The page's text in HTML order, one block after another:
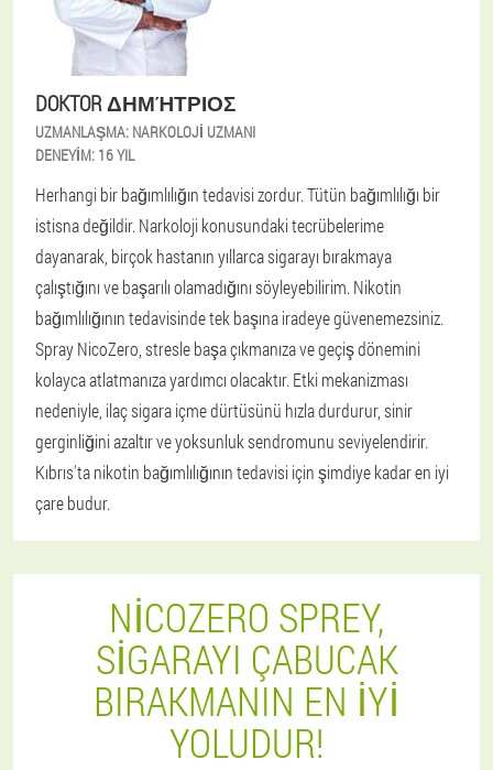
DOKTOR ΔΗΜΉΤΡΙΟΣ
UZMANLAŞMA: NARKOLOJI UZMANI
DENEYIM: 16 YIL
Herhangi bir bağımlılığın tedavisi zordur. Tütün bağımlılığı bir
istisna değildir. Narkoloji konusundaki tecrübelerime
dayanarak, birçok hastanın yıllarca sigarayı bırakmaya
çalıştığını ve başarılı olamadığını söyleyebilirim. Nikotin
bağımlılığının tedavisinde tek başına iradeye güvenemezsiniz.
Spray NicoZero, stresle başa çıkmanıza ve geçiş dönemini
kolayca atlatmanıza yardımcı olacaktır. Etki mekanizması
nedeniyle, ilaç sigara içme dürtüsünü hızla durdurur, sinir
gerginliğini azaltır ve yoksunluk sendromunu seviyelendirir.
Kıbrıs'ta nikotin bağımlılığının tedavisi için şimdiye kadar en iyi
çare budur.
NICOZERO SPREY,
SIGARAYI ÇABUCAK
BIRAKMANIN EN IYI
YOLUDUR!